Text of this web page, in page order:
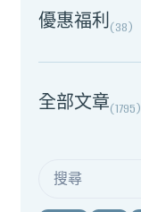
優惠福利(38)
全部文章(1795)